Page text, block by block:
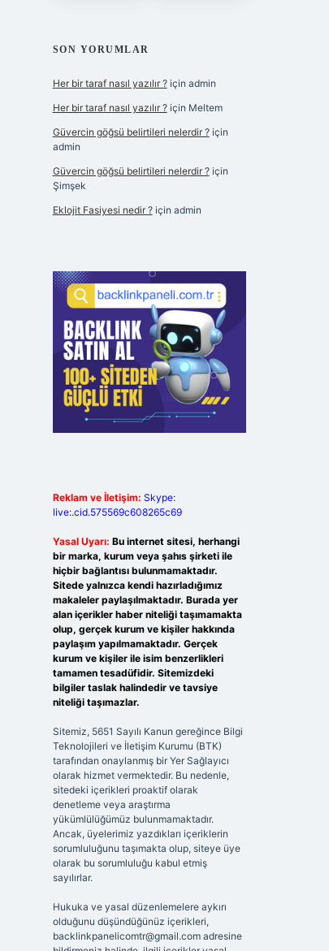
SON YORUMLAR
Her bir taraf nasıl yazılır ?için admin
Her bir taraf nasıl yazılır ?için Meltem
Güvercin göğsü belirtileri nelerdir ?için
admin
Güvercin göğsü belirtileri nelerdir ?için
Şimşek
Eklojit Fasiyesi nedir ?için admin
Reklam ve İletişim: Skype:
live:.cid.575569c608265c69
Yasal Uyarı: Bu internet sitesi, herhangi
bir marka, kurum veya şahıs şirketi ile
hiçbir bağlantısı bulunmamaktadır.
Sitede yalnızca kendi hazırladığımız
makaleler paylaşılmaktadır. Burada yer
alan içerikler haber niteliği taşımamakta
olup, gerçek kurum ve kişiler hakkında
paylaşım yapılmamaktadır. Gerçek
kurum ve kişiler ile isim benzerlikleri
tamamen tesadüfidir. Sitemizdeki
bilgiler taslak halindedir ve tavsiye
niteliği taşımazlar.
Sitemiz, 5651 Sayılı Kanun gereğince Bilgi
Teknolojileri ve İletişim Kurumu (BTK)
tarafından onaylanmış bir Yer Sağlayıcı
olarak hizmet vermektedir. Bu nedenle,
sitedeki içerikleri proaktif olarak
denetleme veya araştırma
yükümlülüğümüz bulunmamaktadır.
Ancak, üyelerimiz yazdıkları içeriklerin
sorumluluğunu taşımakta olup, siteye üye
olarak bu sorumluluğu kabul etmiş
sayılırlar.
Hukuka ve yasal düzenlemelere aykırı
olduğunu düşündüğünüz içerikleri,
backlinkpanelicomtr@gmail.comadresine